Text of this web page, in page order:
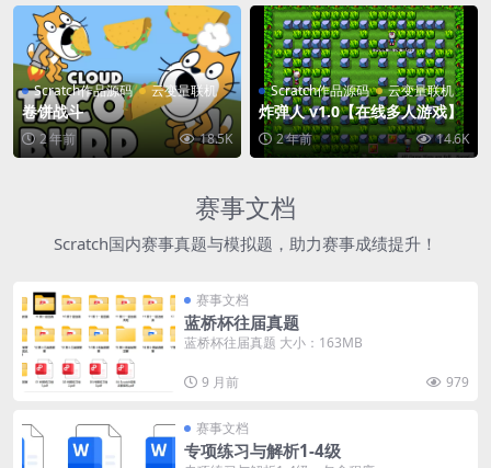
Scratch作品源码 云变量联机
卷饼战斗
2 年前 18.5K
Scratch作品源码 云变量联机
炸弹人 v1.0【在线多人游戏】
2 年前 14.6K
赛事文档
Scratch国内赛事真题与模拟题，助力赛事成绩提升！
赛事文档
蓝桥杯往届真题
蓝桥杯往届真题 大小：163MB
9 月前 979
赛事文档
专项练习与解析1-4级